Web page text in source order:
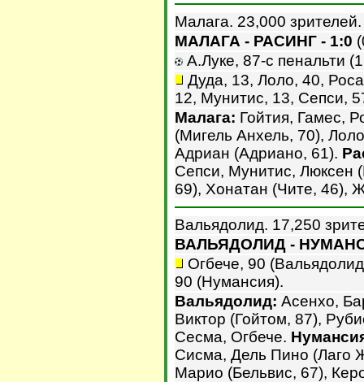
Малага. 23,000 зрителей.
МАЛАГА - РАСИНГ - 1:0
А.Луке, 87-с пенальти
Дуда, 13, Лоло, 40,
12, Мунитис, 13, Сепси,
Малага: Гойтия, Гамес,
(Мигель Анхель, 70),
Адриан (Адриано, 61).
Сепси, Мунитис, Люксен
69), Хонатан (Чите, 46),
Вальядолид. 17,250
ВАЛЬЯДОЛИД -
Огбече, 90
90 (Нумансия).
Вальядолид: Асенхо,
Виктор (Гойтом, 87),
Сесма, Огбече.
Сисма, Дель Пино (Лаго
Марио (Бельвис, 67),